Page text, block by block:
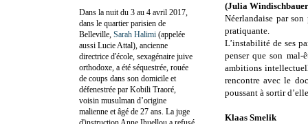
(Julia
Néerlandaise par
pratiquante.
L’instabilité de ses
penser que son mal-
ambitions
rencontre avec le
poussant à sortir
Klaas Smelik
Dans la nuit du 3 au 4 avril 2017,
dans le quartier parisien de
Belleville, Sarah Halimi (appelée
aussi Lucie Attal), ancienne
directrice d'école, sexagénaire juive
orthodoxe, a été séquestrée, rouée
de coups dans son domicile et
défenestrée par Kobili Traoré,
voisin musulman d’origine
malienne et âgé de 27 ans. La juge